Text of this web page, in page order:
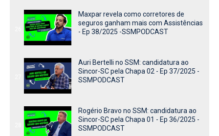
Maxpar revela como corretores de
seguros ganham mais com Assistências
- Ep 38/2025 -SSMPODCAST
Auri Bertelli no SSM: candidatura ao
Sincor-SC pela Chapa 02 - Ep 37/2025 -
SSMPODCAST
Rogério Bravo no SSM: candidatura ao
Sincor-SC pela Chapa 01 - Ep 36/2025 -
SSMPODCAST